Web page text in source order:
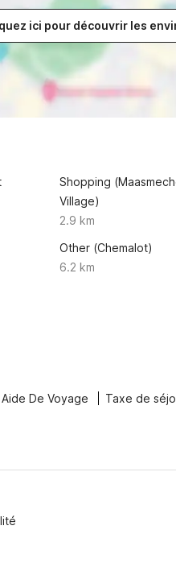
ici pour découvrir les
Shopping
Village)
2.9 km
Other (Chemalot)
6.2 km
Aide De Voyage Taxe de